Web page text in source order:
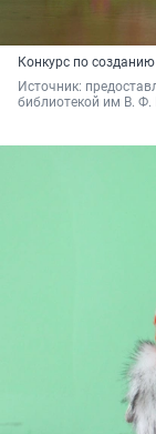
Конкурс по
Источник:
библиотекой им В. Ф.